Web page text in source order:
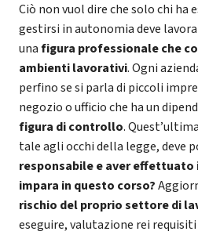
Ciò non vuol dire che solo chi ha
gestirsi in autonomia deve
unafigura professionale che
ambienti lavorativi. Ogni
perfino se si parla di piccoli
negozio o ufficio che ha un
figura di controllo.
tale agli occhi della legge, deve
responsabile e aver effettuato
impara in questo corso?
rischio del proprio settore di
eseguire, valutazione rei